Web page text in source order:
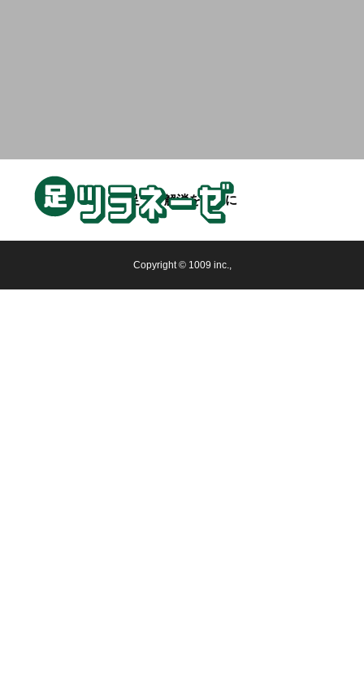
足つり解消を目的に
Copyright © 1009 inc.,